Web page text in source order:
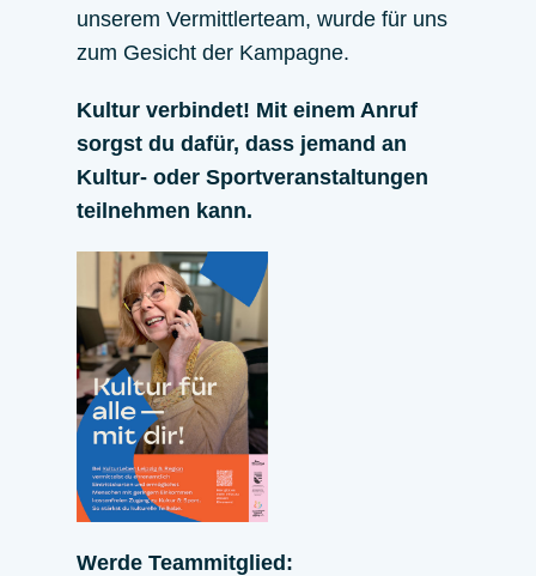
unserem Vermittlerteam, wurde für uns
zum Gesicht der Kampagne.
Kultur verbindet! Mit einem Anruf
sorgst du dafür, dass jemand an
Kultur- oder Sportveranstaltungen
teilnehmen kann.
Werde Teammitglied: